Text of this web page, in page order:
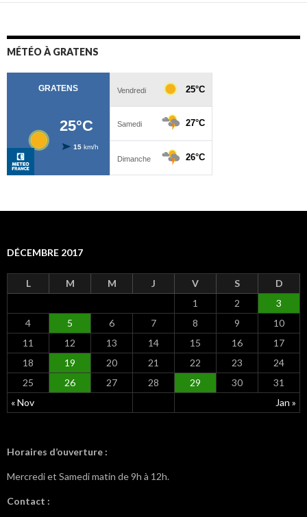
MÉTÉO À GRATENS
DÉCEMBRE 2017
L M M J V S D
« Nov Jan »
1 2
3
4
5 6 7 8 9
10
11
12 13 14 15 16
17
18
19 20 21 22 23
24
25
26 27 28 29 30 31
Horaires d’ouverture :
Mercredi et Samedi matin de 9h à 12h.
Contact :